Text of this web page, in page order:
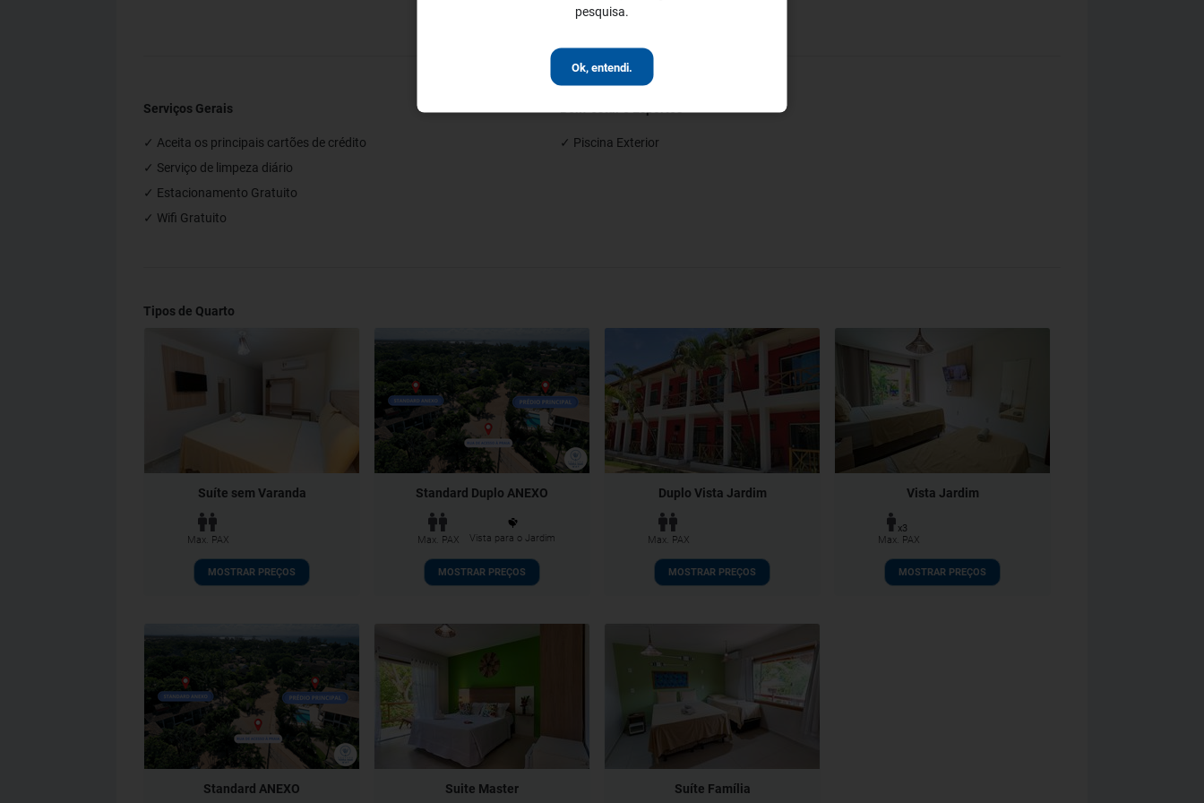
pesquisa.
Ok, entendi.
Serviços Gerais
✓ Aceita os principais cartões de crédito
✓ Serviço de limpeza diário
✓ Estacionamento Gratuito
✓ Wifi Gratuito
✓ Piscina Exterior
Tipos de Quarto
Suíte sem Varanda
Max. PAX
MOSTRAR PREÇOS
Standard Duplo ANEXO
Max. PAX Vista para o Jardim
MOSTRAR PREÇOS
Duplo Vista Jardim
Max. PAX
MOSTRAR PREÇOS
Vista Jardim
x3
Max. PAX
MOSTRAR PREÇOS
Standard ANEXO Suite Master Suíte Família